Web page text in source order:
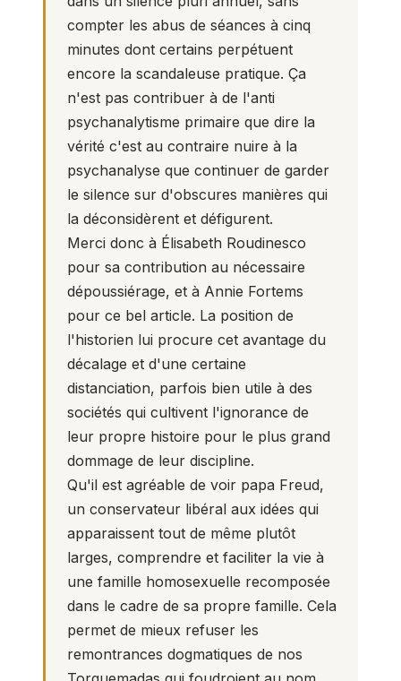
compter les abus de séances à cinq
minutes dont certains perpétuent
encore la scandaleuse pratique. Ça
n'est pas contribuer à de l'anti
psychanalytisme primaire que dire la
vérité c'est au contraire nuire à la
psychanalyse que continuer de garder
le silence sur d'obscures manières qui
la déconsidèrent et défigurent.
Merci donc à Élisabeth Roudinesco
pour sa contribution au nécessaire
dépoussiérage, et à Annie Fortems
pour ce bel article. La position de
l'historien lui procure cet avantage du
décalage et d'une certaine
distanciation, parfois bien utile à des
sociétés qui cultivent l'ignorance de
leur propre histoire pour le plus grand
dommage de leur discipline.
Qu'il est agréable de voir papa Freud,
un conservateur libéral aux idées qui
apparaissent tout de même plutôt
larges, comprendre et faciliter la vie à
une famille homosexuelle recomposée
dans le cadre de sa propre famille. Cela
permet de mieux refuser les
remontrances dogmatiques de nos